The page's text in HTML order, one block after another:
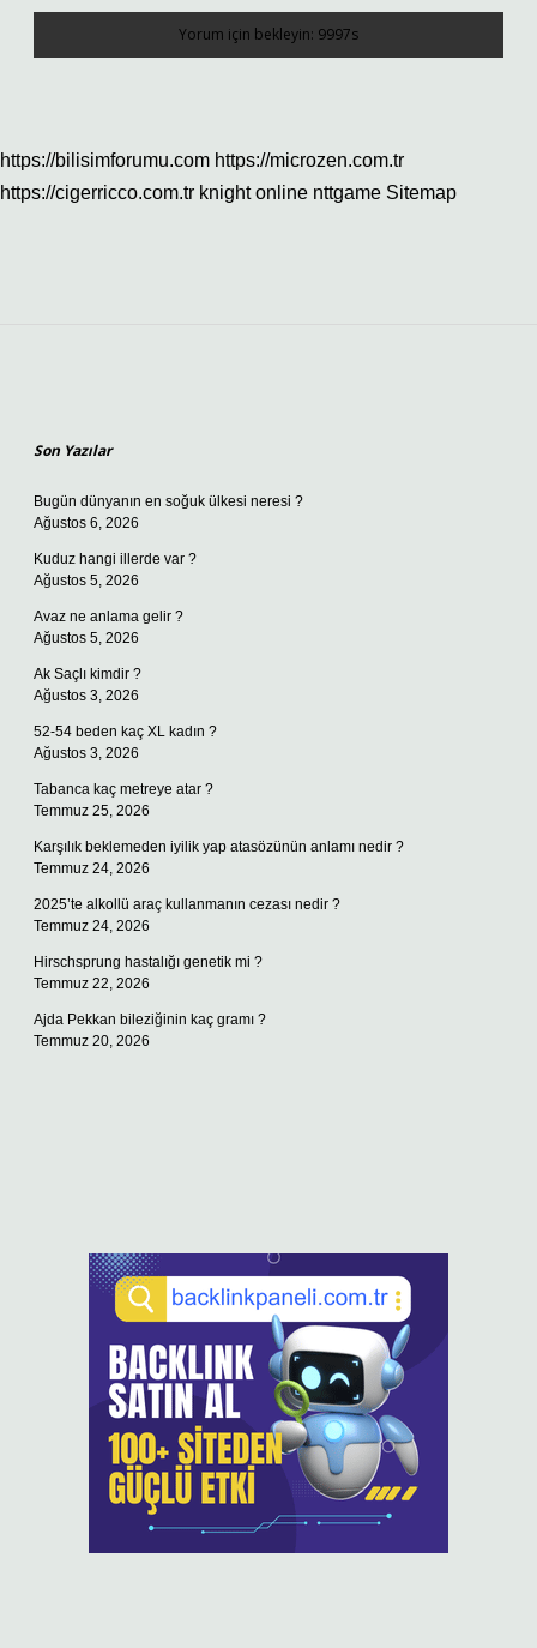
https://bilisimforumu.com https://microzen.com.tr
https://cigerricco.com.tr knight online nttgame Sitemap
Son Yazılar
Bugün dünyanın en soğuk ülkesi neresi ?
Ağustos 6, 2026
Kuduz hangi illerde var ?
Ağustos 5, 2026
Avaz ne anlama gelir ?
Ağustos 5, 2026
Ak Saçlı kimdir ?
Ağustos 3, 2026
52-54 beden kaç XL kadın ?
Ağustos 3, 2026
Tabanca kaç metreye atar ?
Temmuz 25, 2026
Karşılık beklemeden iyilik yap atasözünün anlamı nedir ?
Temmuz 24, 2026
2025’te alkollü araç kullanmanın cezası nedir ?
Temmuz 24, 2026
Hirschsprung hastalığı genetik mi ?
Temmuz 22, 2026
Ajda Pekkan bileziğinin kaç gramı ?
Temmuz 20, 2026